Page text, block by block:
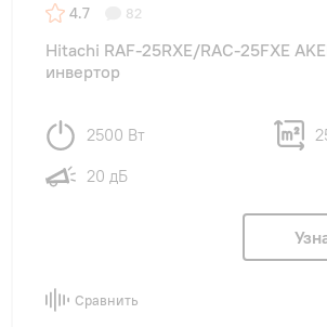
4.7 82
Hitachi RAF-25RXE/RAC-25FXE
инвертор
2500 Вт
20 дБ
Сравнить